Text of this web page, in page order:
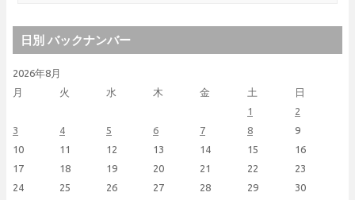
日別 バックナンバー
2026年8月
月
火 水 木 金 土 日
1
2
3
4 5 6 7 8
9
10
11 12 13 14 15
16
17
18 19 20 21 22
23
24
25 26 27 28 29
30